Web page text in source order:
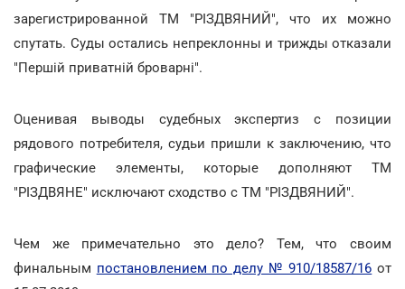
зарегистрированной ТМ "РІЗДВЯНИЙ", что их можно
спутать. Суды остались непреклонны и трижды отказали
"Першій приватній броварні".
Оценивая выводы судебных экспертиз с позиции
рядового потребителя, судьи пришли к заключению, что
графические элементы, которые дополняют ТМ
"РІЗДВЯНЕ" исключают сходство с ТМ "РІЗДВЯНИЙ".
Чем же примечательно это дело? Тем, что своим
финальным постановлением по делу № 910/18587/16 от